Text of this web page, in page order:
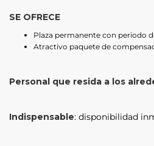
SE OFRECE
Plaza permanente con periodo
Atractivo paquete de
Personal que resida a los
Indispensable: disponibilidad